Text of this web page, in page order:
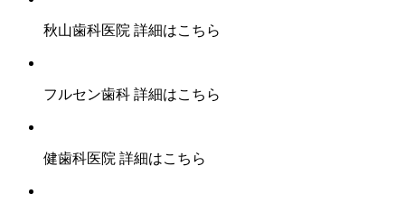
秋山歯科医院 詳細はこちら
フルセン歯科 詳細はこちら
健歯科医院 詳細はこちら